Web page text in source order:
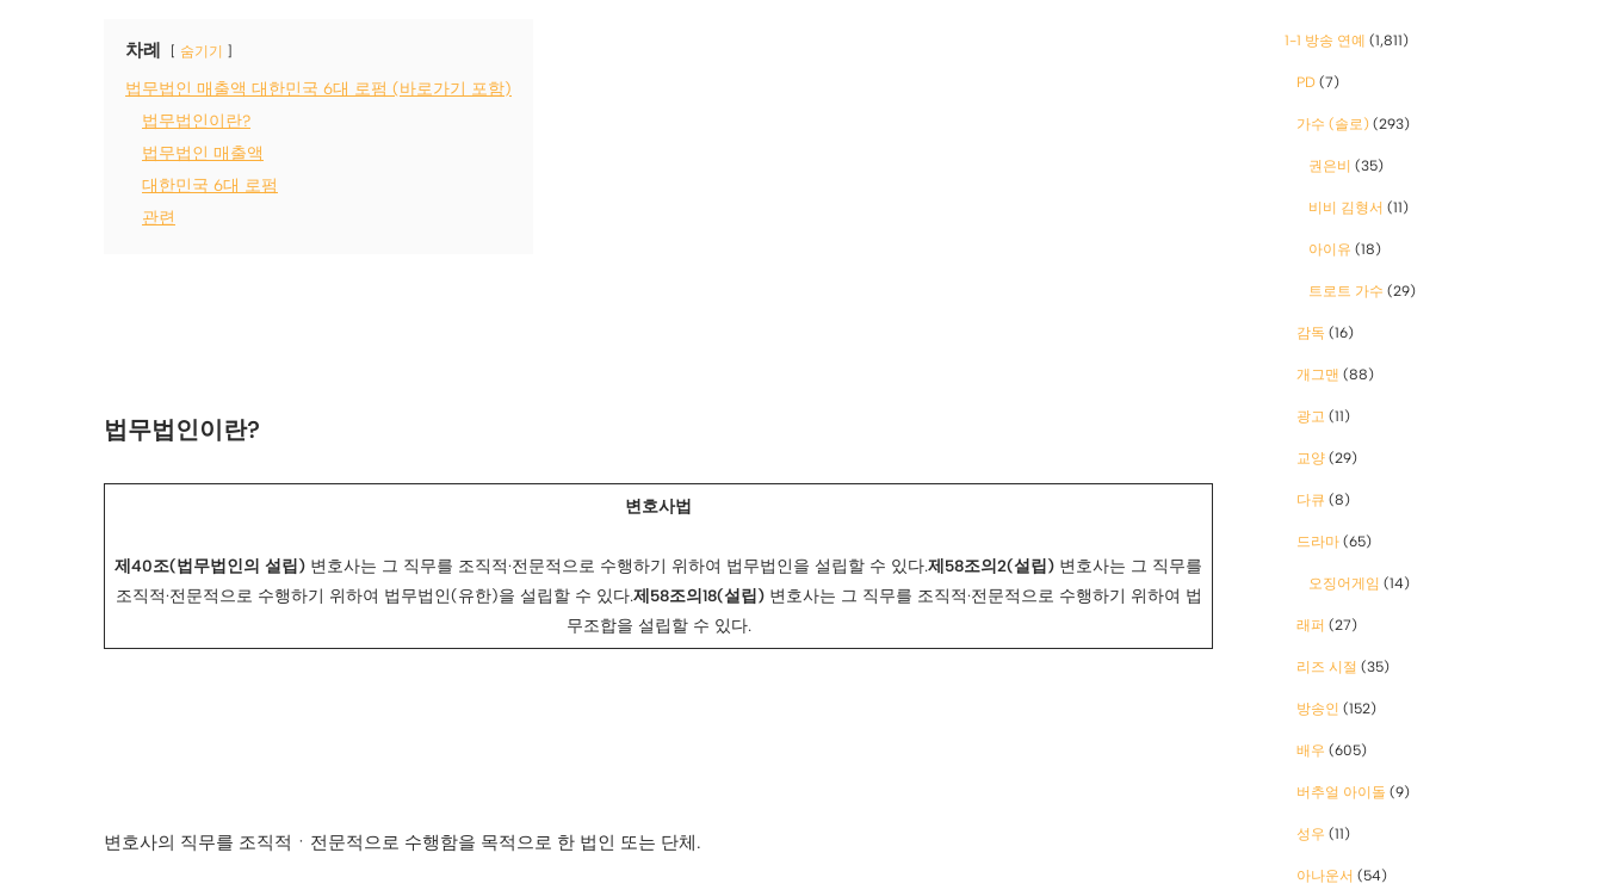
차례 숨기기
법무법인 매출액 대한민국 6대 로펌 (바로가기 포함)
법무법인이란?
법무법인 매출액
대한민국 6대 로펌
관련
법무법인이란?
변호사법
제40조(법무법인의 설립) 변호사는 그 직무를 조직적·전문적으로 수행하기 위하여 법무법인을 설립할 수 있다.제58조의2(설립) 변호사는 그 직무를
조직적·전문적으로 수행하기 위하여 법무법인(유한)을 설립할 수 있다.제58조의18(설립)변호사는 그 직무를 조직적·전문적으로 수행하기 위하여 법
무조합을 설립할 수 있다.
변호사의 직무를 조직적ㆍ전문적으로 수행함을 목적으로 한 법인 또는 단체.
1-1 방송 연예 (1,811)
PD (7)
가수 (솔로) (293)
권은비 (35)
비비 김형서 (11)
아이유 (18)
트로트 가수 (29)
감독 (16)
개그맨 (88)
광고 (11)
교양 (29)
다큐 (8)
드라마 (65)
오징어게임 (14)
래퍼 (27)
리즈 시절 (35)
방송인 (152)
배우 (605)
버추얼 아이돌 (9)
성우 (11)
아나운서 (54)